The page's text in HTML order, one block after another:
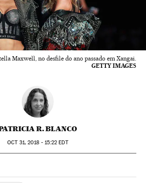
Maxwell, no desfile do ano passado em Xangai.
GETTY IMAGES
R. BLANCO
OCT31, 2018 - 15:22 EDT
Facebook
en TwitterRedes Sociales